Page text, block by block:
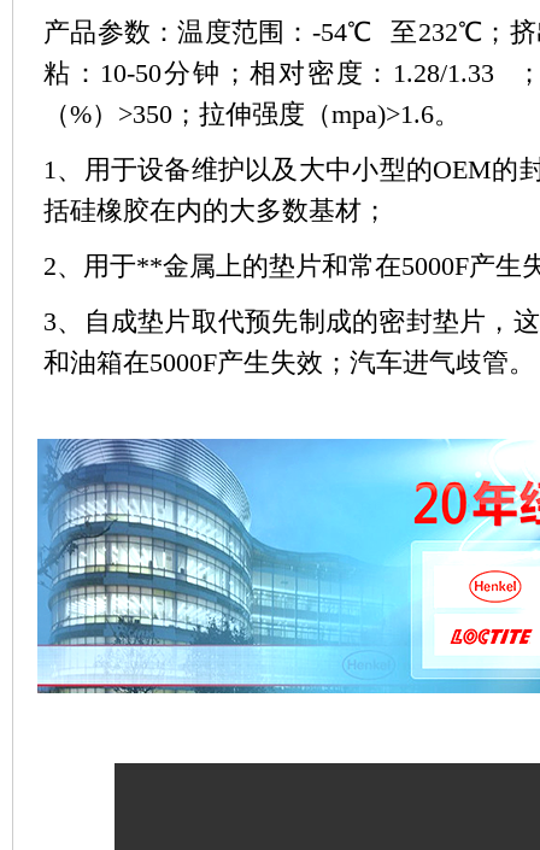
产品参数：温度范围：-54℃ 至232℃；挤
粘：10-50分钟；相对密度：1.28/1.33
（%）>350；拉伸强度（mpa)>1.6。
1、用于设备维护以及大中小型的OEM的
括硅橡胶在内的大多数基材；
2、用于**金属上的垫片和常在5000F产
3、自成垫片取代预先制成的密封垫片，
和油箱在5000F产生失效；汽车进气歧管。